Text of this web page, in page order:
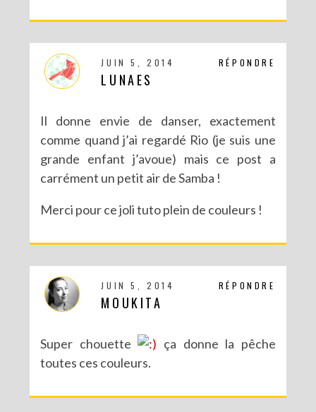
RÉPONDRE
JUIN 5, 2014
LUNAES
Il donne envie de danser, exactement
comme quand j’ai regardé Rio (je suis une
grande enfant j’avoue) mais ce post a
carrément un petit air de Samba !
Merci pour ce joli tuto plein de couleurs !
RÉPONDRE
JUIN 5, 2014
MOUKITA
Super chouette
ça donne la pêche
toutes ces couleurs.